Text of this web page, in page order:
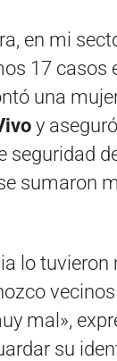
en mi
17 casos
una
y
seguridad
sumaron
lo tuvieron
mal»,
su